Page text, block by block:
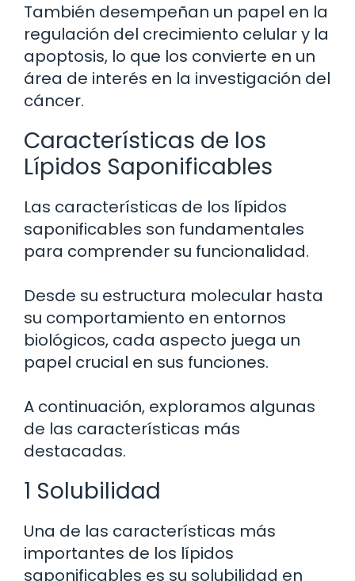
También desempeñan un papel en la
regulación del crecimiento celular y la
apoptosis, lo que los convierte en un
área de interés en la investigación del
cáncer.
Características de los
Lípidos Saponificables
Las características de los lípidos
saponificables son fundamentales
para comprender su funcionalidad.
Desde su estructura molecular hasta
su comportamiento en entornos
biológicos, cada aspecto juega un
papel crucial en sus funciones.
A continuación, exploramos algunas
de las características más
destacadas.
1 Solubilidad
Una de las características más
importantes de los lípidos
saponificables es su solubilidad en